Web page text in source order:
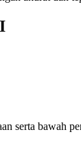
serta bawah